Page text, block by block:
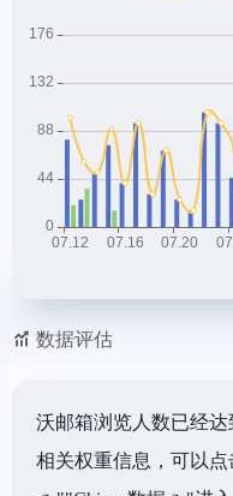
数据评估
沃邮箱浏览人数已经
相关权重信息，可以点